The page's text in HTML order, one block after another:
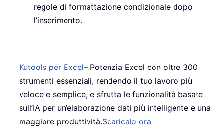
regole di formattazione condizionale dopo
l’inserimento.
Kutools per Excel– Potenzia Excel con oltre 300
strumenti essenziali, rendendo il tuo lavoro più
veloce e semplice, e sfrutta le funzionalità basate
sull’IA per un’elaborazione dati più intelligente e una
maggiore produttività.Scaricalo ora